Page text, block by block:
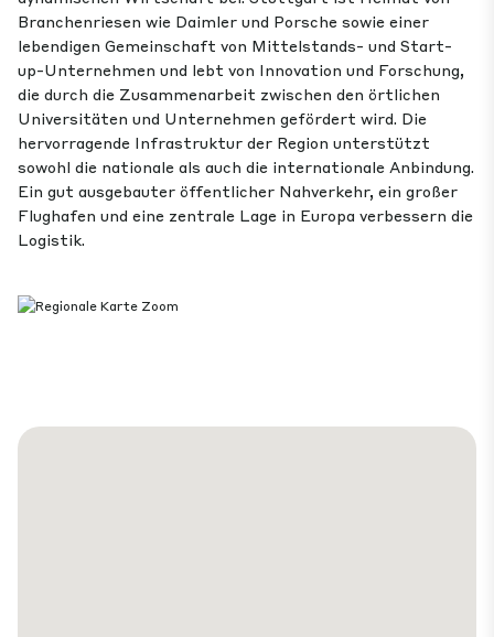
Branchenriesen wie Daimler und Porsche sowie einer
lebendigen Gemeinschaft von Mittelstands- und Start-
up-Unternehmen und lebt von Innovation und Forschung,
die durch die Zusammenarbeit zwischen den örtlichen
Universitäten und Unternehmen gefördert wird. Die
hervorragende Infrastruktur der Region unterstützt
sowohl die nationale als auch die internationale Anbindung.
Ein gut ausgebauter öffentlicher Nahverkehr, ein großer
Flughafen und eine zentrale Lage in Europa verbessern die
Logistik.